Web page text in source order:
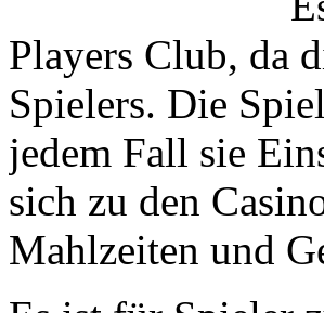
Players Club, da
Spielers. Die
jedem Fall sie
sich zu den
Mahlzeiten und